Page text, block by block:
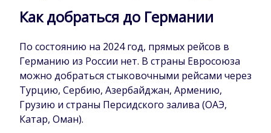
Как добраться до Германии
По состоянию на 2024 год, прямых рейсов в
Германию из России нет. В страны Евросоюза
можно добраться стыковочными рейсами через
Турцию, Сербию, Азербайджан, Армению,
Грузию и страны Персидского залива (ОАЭ,
Катар, Оман).